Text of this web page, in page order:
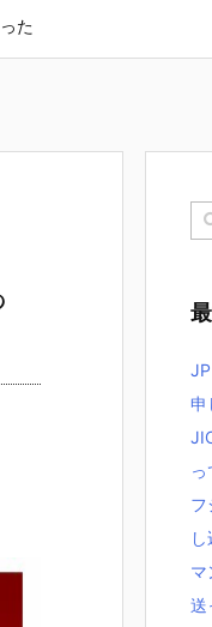
た
申
フ
マ
送